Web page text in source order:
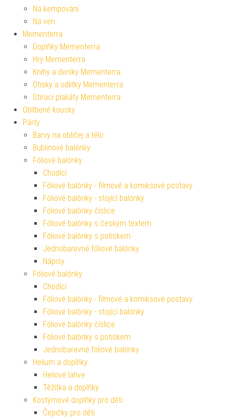
Na kempování
Na ven
Mementerra
Doplňky Mementerra
Hry Mementerra
Knihy a deníky Mementerra
Otisky a odlitky Mementerra
Stírací plakáty Mementerra
Oblíbené kousky
Párty
Barvy na obličej a tělo
Bublinové balónky
Fóliové balónky
Chodící
Fóliové balónky - filmové a komiksové postavy
Fóliové balónky - stojící balónky
Fóliové balónky číslice
Fóliové balónky s českým textem
Fóliové balónky s potiskem
Jednobarevné fóliové balónky
Nápisy
Fóliové balónky
Chodící
Fóliové balónky - filmové a komiksové postavy
Fóliové balónky - stojící balónky
Fóliové balónky číslice
Fóliové balónky s potiskem
Jednobarevné fóliové balónky
Helium a doplňky
Heliové lahve
Těžítka a doplňky
Kostýmové doplňky pro děti
Čepičky pro děti